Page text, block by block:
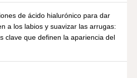
de ácido hialurónico para dar
a los labios y suavizar las arrugas:
clave que definen la apariencia del